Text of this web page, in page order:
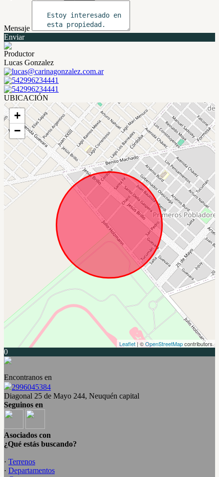
Mensaje
Enviar
Productor
Lucas Gonzalez
lucas@carinagonzalez.com.ar
542996234441
542996234441
UBICACIÓN
+
−
Leaflet | ©OpenStreetMapcontributors
0
Encontranos en
2996045384
Diagonal 25 de Mayo 244, Neuquén capital
Seguinos en
Asociados con
¿Qué estás buscando?
· Terrenos
· Departamentos